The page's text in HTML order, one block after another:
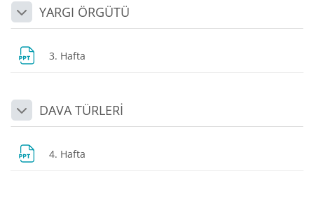
DaraltYARGI ÖRGÜTÜ
3. Hafta
DaraltDAVA TÜRLERİ
4. Hafta